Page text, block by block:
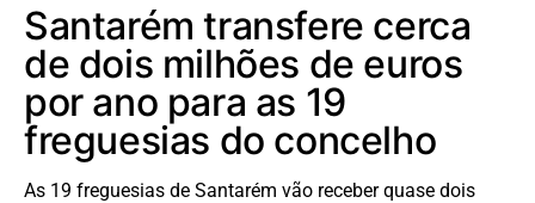
Santarém transfere cerca
de dois milhões de euros
por ano para as 19
freguesias do concelho
As 19 freguesias de Santarém vão receber quase dois